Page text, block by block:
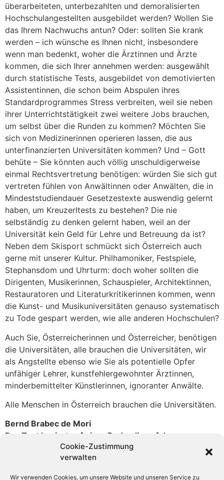
Cookie-Zustimmung
verwalten
Wir verwenden Cookies, um unsere Website und unseren Service zu
überarbeiteten, unterbezahlten und demoralisierten
Hochschulangestellten ausgebildet werden? Wollen Sie
das Ihrem Nachwuchs antun? Oder: sollten Sie krank
werden – ich wünsche es Ihnen nicht, insbesondere
wenn man bedenkt, woher die Ärztinnen und Ärzte
kommen, die sich Ihrer annehmen werden: ausgewählt
durch statistische Tests, ausgebildet von demotivierten
Assistentinnen, die schon beim Abspulen ihres
Standardprogrammes Stress verbreiten, weil sie neben
ihrer Unterrichtstätigkeit zwei weitere Jobs brauchen,
um selbst über die Runden zu kommen? Möchten Sie
sich von Medizinerinnen operieren lassen, die aus
unterfinanzierten Universitäten kommen? Und – Gott
behüte – Sie könnten auch völlig unschuldigerweise
einmal Rechtsvertretung benötigen: würden Sie sich gut
vertreten fühlen von Anwältinnen oder Anwälten, die in
Mindeststudiendauer Gesetzestexte auswendig gelernt
haben, um Kreuzerltests zu bestehen? Die nie
selbständig zu denken gelernt haben, weil an der
Universität kein Geld für Lehre und Betreuung da ist?
Neben dem Skisport schmückt sich Österreich auch
gerne mit unserer Kultur. Philhamoniker, Festspiele,
Stephansdom und Uhrturm: doch woher sollten die
Dirigenten, Musikerinnen, Schauspieler, Architektinnen,
Restauratoren und Literaturkritikerinnen kommen, wenn
die Kunst- und Musikuniversitäten genauso systematisch
zu Tode gespart werden, wie alle anderen Hochschulen?
Auch Sie, Österreicherinnen und Österreicher, benötigen
die Universitäten, alle brauchen die Universitäten, wir
als Angstellte ebenso wie Sie als potentielle Opfer
unfähiger Lehrer, kunstfehlergewohnter Ärztinnen,
minderbemittelter Künstlerinnen, ignoranter Anwälte.
Alle Menschen in Österreich brauchen die Universitäten.
Bernd Brabec de Mori
Der Text basiert auf einer Rede, die auf der
Demonstration am 19. Oktober 2010 Graz gehalten